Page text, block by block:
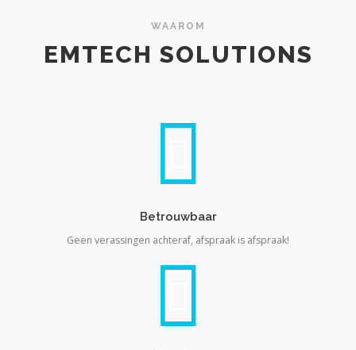
WAAROM
EMTECH SOLUTIONS
Betrouwbaar
Geen verassingen achteraf, afspraak is afspraak!